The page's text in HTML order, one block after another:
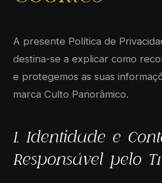
A presente Política de
destina-se a explicar como
e protegemos as suas
marca Culto Panorâmico.
1. Identidade e
Responsável pelo